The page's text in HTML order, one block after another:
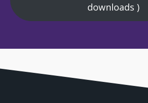
downloads )